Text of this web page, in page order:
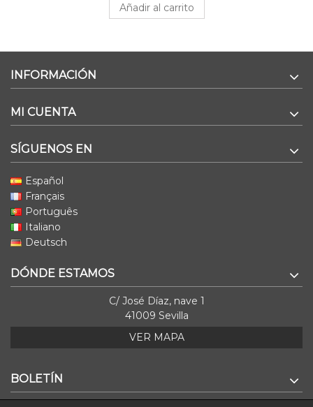
Añadir al carrito
INFORMACIÓN
MI CUENTA
SÍGUENOS EN
Español
Français
Português
Italiano
Deutsch
DÓNDE ESTAMOS
C/ José Díaz, nave 1
41009 Sevilla
VER MAPA
BOLETÍN